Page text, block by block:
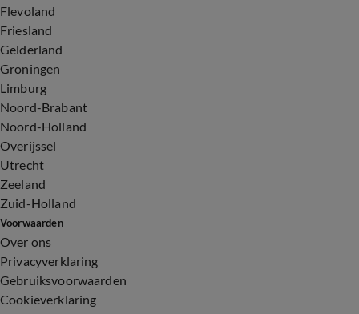
Flevoland
Friesland
Gelderland
Groningen
Limburg
Noord-Brabant
Noord-Holland
Overijssel
Utrecht
Zeeland
Zuid-Holland
Voorwaarden
Over ons
Privacyverklaring
Gebruiksvoorwaarden
Cookieverklaring